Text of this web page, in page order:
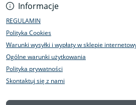
Informacje
REGULAMIN
Polityka Cookies
Warunki wysyłki i wypłaty w sklepie
Ogólne warunki użytkowania
Polityka prywatności
Skontaktuj się z nami